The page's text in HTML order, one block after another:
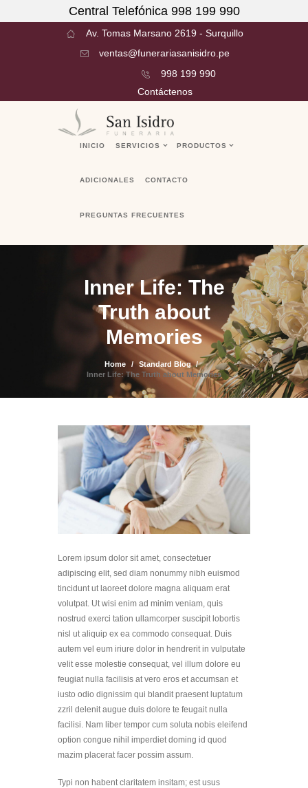
Central Telefónica 998 199 990
Av. Tomas Marsano 2619 - Surquillo
ventas@funerariasanisidro.pe
998 199 990
Contáctenos
INICIO SERVICIOS PRODUCTOS
ADICIONALES CONTACTO
PREGUNTAS FRECUENTES
Inner Life: The
Truth about
Memories
Home
Standard Blog
Inner Life: The Truth about Memories
Lorem ipsum dolor sit amet, consectetuer
adipiscing elit, sed diam nonummy nibh euismod
tincidunt ut laoreet dolore magna aliquam erat
volutpat. Ut wisi enim ad minim veniam, quis
nostrud exerci tation ullamcorper suscipit lobortis
nisl ut aliquip ex ea commodo consequat. Duis
autem vel eum iriure dolor in hendrerit in vulputate
velit esse molestie consequat, vel illum dolore eu
feugiat nulla facilisis at vero eros et accumsan et
iusto odio dignissim qui blandit praesent luptatum
zzril delenit augue duis dolore te feugait nulla
facilisi. Nam liber tempor cum soluta nobis eleifend
option congue nihil imperdiet doming id quod
mazim placerat facer possim assum.
Typi non habent claritatem insitam; est usus